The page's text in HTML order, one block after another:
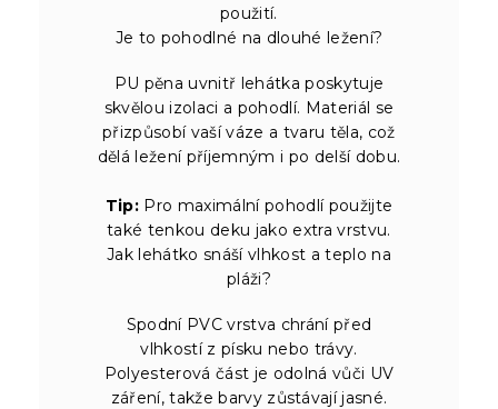
použití.
Je to pohodlné na dlouhé ležení?
PU pěna uvnitř lehátka poskytuje
skvělou izolaci a pohodlí. Materiál se
přizpůsobí vaší váze a tvaru těla, což
dělá ležení příjemným i po delší dobu.
Tip: Pro maximální pohodlí použijte
také tenkou deku jako extra vrstvu.
Jak lehátko snáší vlhkost a teplo na
pláži?
Spodní PVC vrstva chrání před
vlhkostí z písku nebo trávy.
Polyesterová část je odolná vůči UV
záření, takže barvy zůstávají jasné.